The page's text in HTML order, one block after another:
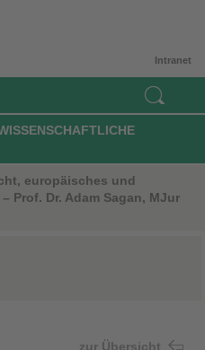
Intranet
europäisches und
Prof. Dr. Adam Sagan, MJur
zur Übersicht